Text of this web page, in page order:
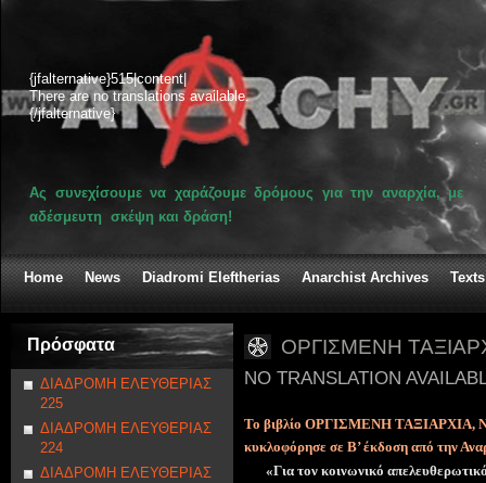
{jfalternative}515|content|
There are no translations available.
{/jfalternative}
Ας συνεχίσουμε να χαράζουμε δρόμους για την αναρχία, με
αδέσμευτη σκέψη και δράση!
Home News Diadromi Eleftherias Anarchist Archives Texts
Πρόσφατα
ΔΙΑΔΡΟΜΗ ΕΛΕΥΘΕΡΙΑΣ
225
ΔΙΑΔΡΟΜΗ ΕΛΕΥΘΕΡΙΑΣ
224
ΔΙΑΔΡΟΜΗ ΕΛΕΥΘΕΡΙΑΣ
ΟΡΓΙΣΜΕΝΗ
NO TRANSLATION
Το βιβλίο ΟΡΓΙΣΜΕΝΗ
κυκλοφόρησε σε Β’ έκδοση από την
«Για τον κοινωνικό